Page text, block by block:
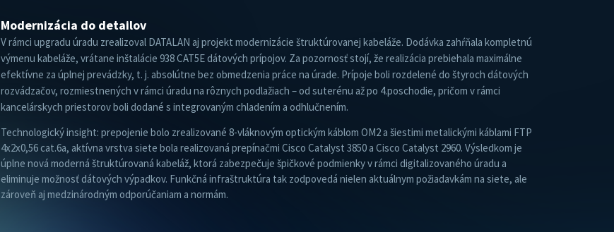
Modernizácia do detailov
V rámci upgradu úradu zrealizoval DATALAN aj projekt modernizácie štruktúrovanej kabeláže. Dodávka zahŕňala kompletnú
výmenu kabeláže, vrátane inštalácie 938 CAT5E dátových prípojov. Za pozornosť stojí, že realizácia prebiehala maximálne
efektívne za úplnej prevádzky, t. j. absolútne bez obmedzenia práce na úrade. Prípoje boli rozdelené do štyroch dátových
rozvádzačov, rozmiestnených v rámci úradu na rôznych podlažiach – od suterénu až po 4.poschodie, pričom v rámci
kancelárskych priestorov boli dodané s integrovaným chladením a odhlučnením.
Technologický insight: prepojenie bolo zrealizované 8-vláknovým optickým káblom OM2 a šiestimi metalickými káblami FTP
4x2x0,56 cat.6a, aktívna vrstva siete bola realizovaná prepínačmi Cisco Catalyst 3850 a Cisco Catalyst 2960. Výsledkom je
úplne nová moderná štruktúrovaná kabeláž, ktorá zabezpečuje špičkové podmienky v rámci digitalizovaného úradu a
eliminuje možnosť dátových výpadkov. Funkčná infraštruktúra tak zodpovedá nielen aktuálnym požiadavkám na siete, ale
zároveň aj medzinárodným odporúčaniam a normám.